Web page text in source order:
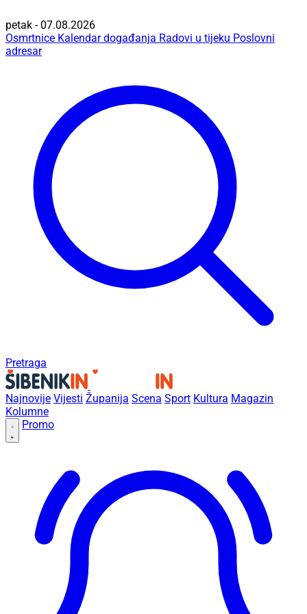
petak - 07.08.2026
Osmrtnice Kalendar događanja Radovi u tijeku Poslovni
adresar
Pretraga
Najnovije Vijesti Županija Scena Sport Kultura Magazin
Kolumne
Promo